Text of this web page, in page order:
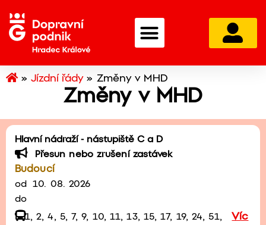
»Jízdní řády» Změny v MHD
Změny v MHD
Hlavní nádraží - nástupiště C a D
Přesun nebo zrušení zastávek
Budoucí
od
10. 08. 2026
do
1, 2, 4, 5, 7, 9, 10, 11, 13, 15, 17, 19, 24, 51,
Víc